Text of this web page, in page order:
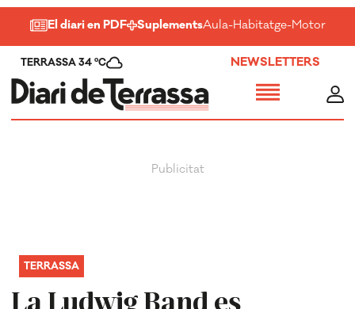
El diari en PDF SuplementsAula-Habitatge-Motor-
TERRASSA 34 ºC NEWSLETTERS
La Ludwig Band es
TERRASSA